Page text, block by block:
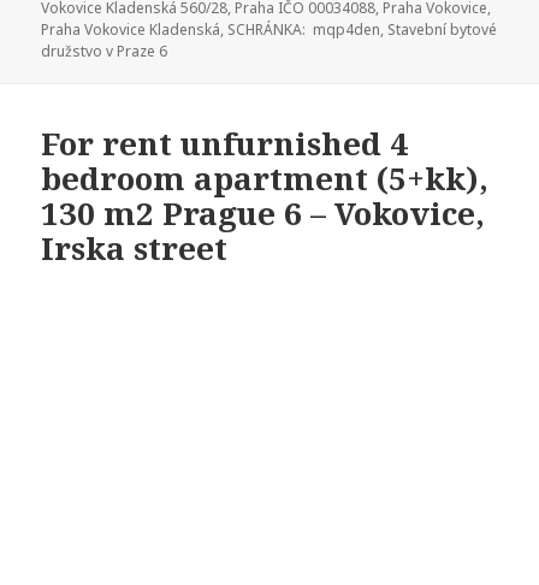
Vokovice Kladenská 560/28, Praha IČO 00034088, Praha Vokovice,
Praha Vokovice Kladenská, SCHRÁNKA: mqp4den, Stavební bytové
družstvo v Praze 6
For rent unfurnished 4
bedroom apartment (5+kk),
130 m2 Prague 6 – Vokovice,
Irska street